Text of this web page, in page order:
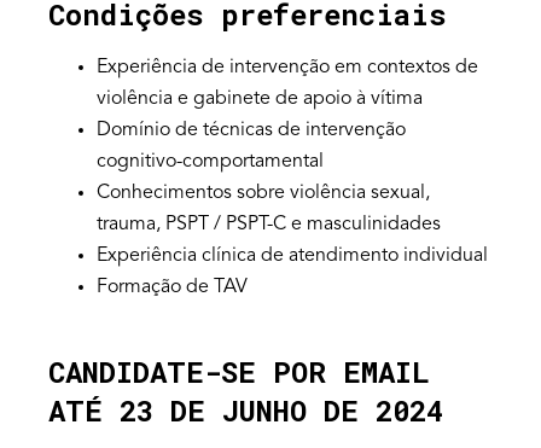
Condições preferenciais
Experiência de intervenção em contextos de
violência e gabinete de apoio à vítima
Domínio de técnicas de intervenção
cognitivo-comportamental
Conhecimentos sobre violência sexual,
trauma, PSPT / PSPT-C e masculinidades
Experiência clínica de atendimento individual
Formação de TAV
CANDIDATE-SE POR EMAIL
ATÉ 23 DE JUNHO DE 2024